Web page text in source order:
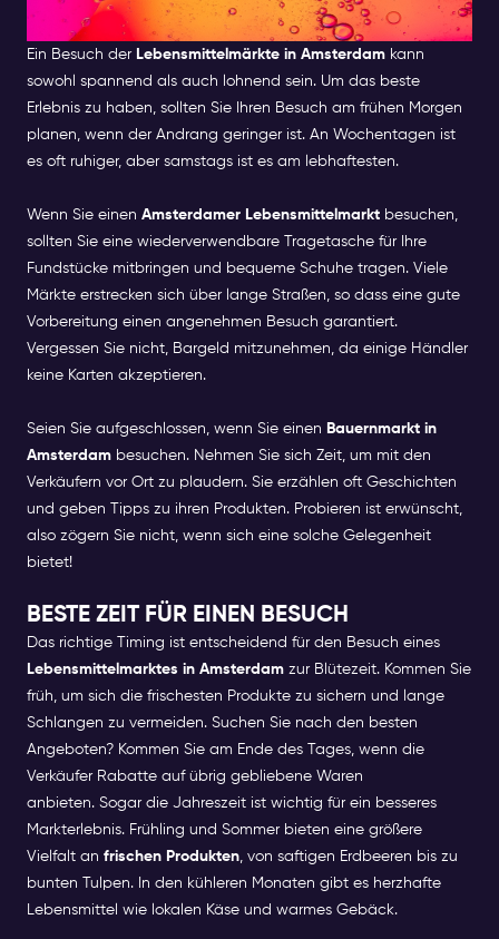
AMSTERDAM
Ein Besuch der Lebensmittelmärkte in Amsterdam kann
sowohl spannend als auch lohnend sein. Um das beste
Erlebnis zu haben, sollten Sie Ihren Besuch am frühen Morgen
planen, wenn der Andrang geringer ist. An Wochentagen ist
es oft ruhiger, aber samstags ist es am lebhaftesten.
Wenn Sie einen Amsterdamer Lebensmittelmarkt besuchen,
sollten Sie eine wiederverwendbare Tragetasche für Ihre
Fundstücke mitbringen und bequeme Schuhe tragen. Viele
Märkte erstrecken sich über lange Straßen, so dass eine gute
Vorbereitung einen angenehmen Besuch garantiert.
Vergessen Sie nicht, Bargeld mitzunehmen, da einige Händler
keine Karten akzeptieren.
Seien Sie aufgeschlossen, wenn Sie einen Bauernmarkt in
Amsterdam besuchen. Nehmen Sie sich Zeit, um mit den
Verkäufern vor Ort zu plaudern. Sie erzählen oft Geschichten
und geben Tipps zu ihren Produkten. Probieren ist erwünscht,
also zögern Sie nicht, wenn sich eine solche Gelegenheit
bietet!
BESTE ZEIT FÜR EINEN BESUCH
Das richtige Timing ist entscheidend für den Besuch eines
Lebensmittelmarktes in Amsterdam zur Blütezeit. Kommen Sie
früh, um sich die frischesten Produkte zu sichern und lange
Schlangen zu vermeiden. Suchen Sie nach den besten
Angeboten? Kommen Sie am Ende des Tages, wenn die
Verkäufer Rabatte auf übrig gebliebene Waren
anbieten. Sogar die Jahreszeit ist wichtig für ein besseres
Markterlebnis. Frühling und Sommer bieten eine größere
Vielfalt an frischen Produkten, von saftigen Erdbeeren bis zu
bunten Tulpen. In den kühleren Monaten gibt es herzhafte
Lebensmittel wie lokalen Käse und warmes Gebäck.